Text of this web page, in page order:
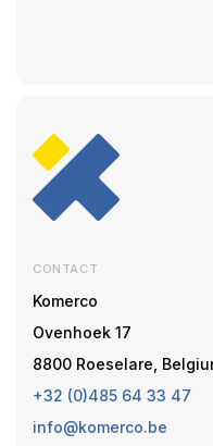
CONTACT
Komerco
Ovenhoek 17
8800 Roeselare,
+32 (0)485 64 33 47
info@komerco.be